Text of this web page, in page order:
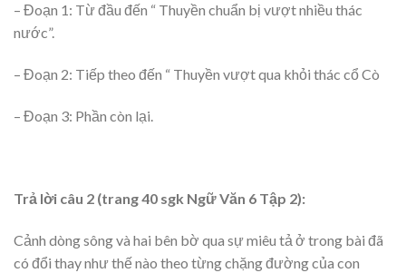
– Đoạn 1: Từ đầu đến “ Thuyền chuẩn bị vượt nhiều thác
nước”.
– Đoạn 2: Tiếp theo đến “ Thuyền vượt qua khỏi thác cổ Cò
– Đoạn 3: Phần còn lại.
Trả lời câu 2 (trang 40 sgk Ngữ Văn 6 Tập 2):
Cảnh dòng sông và hai bên bờ qua sự miêu tả ở trong bài đã
có đổi thay như thế nào theo từng chặng đường của con